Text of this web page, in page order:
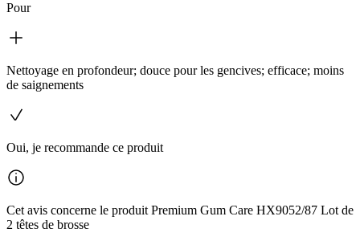
Pour
Nettoyage en profondeur; douce pour les gencives; efficace; moins
de saignements
Oui, je recommande ce produit
Cet avis concerne le produit Premium Gum Care HX9052/87 Lot de
2 têtes de brosse